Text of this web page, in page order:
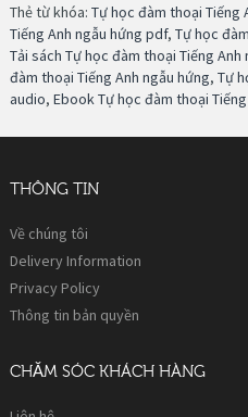
Thẻ từ khóa: Tự học đàm thoại Tiếng
Tiếng Anh ngẫu hứng pdf, Tự học
Tải sách Tự học đàm thoại Tiếng Anh
đàm thoại Tiếng Anh ngẫu hứng, Tự
audio, Ebook Tự học đàm thoại
THÔNG TIN
Về chúng tôi
Delivery Information
Privacy Policy
Thông tin bản quyền
CHĂM SÓC KHÁCH HÀNG